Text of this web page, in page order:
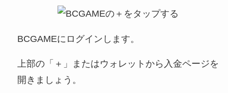
BCGAMEにログインします。
上部の「＋」またはウォレットから入金ページを
開きましょう。